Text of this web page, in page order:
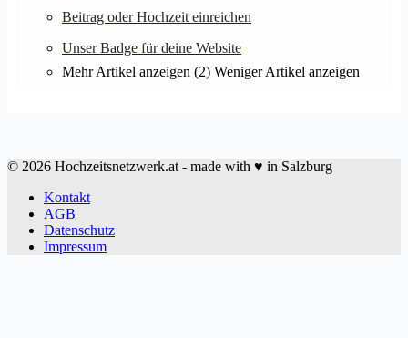
Beitrag oder Hochzeit einreichen
Unser Badge für deine Website
Mehr Artikel anzeigen (2) Weniger Artikel anzeigen
© 2026 Hochzeitsnetzwerk.at - made with ♥ in Salzburg
Kontakt
AGB
Datenschutz
Impressum